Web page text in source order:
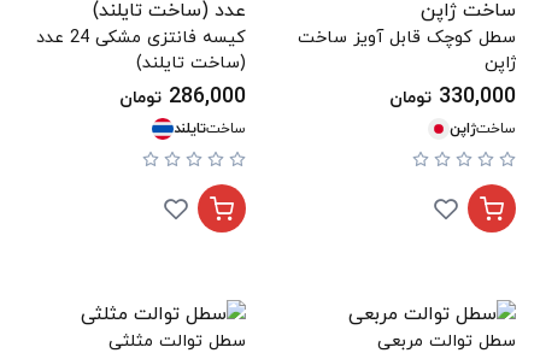
سطل کوچک قابل آویز ساخت
ژاپن
330,000 تومان
ساختژاپن
کیسه فانتزی مشکی 24 عدد
(ساخت تایلند)
286,000 تومان
ساختتایلند
سطل توالت مربعی سطل توالت مثلثی